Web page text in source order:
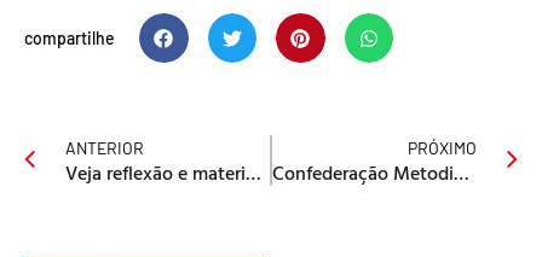
compartilhe
ANTERIOR
Veja reflexão e material de apoio para celebrar a Páscoa
PRÓXIMO
Confederação Metodista de Homens: uma reflexão sobre a Rema